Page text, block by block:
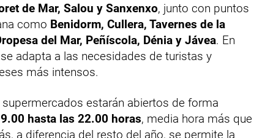
de Mar, Salou y Sanxenxo, junto con puntos
como Benidorm, Cullera, Tavernes de la
del Mar, Peñíscola, Dénia y Jávea. En
adapta a las necesidades de turistas y
más intensos.
estarán abiertos de forma
9.00 hasta las 22.00 horas, media hora más que
a diferencia del resto del año, se permite la